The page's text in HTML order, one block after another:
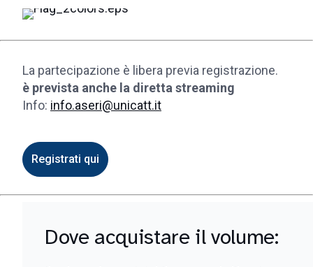
La partecipazione è libera previa registrazione.
è prevista anche la diretta streaming
Info: info.aseri@unicatt.it
Registrati qui
Dove acquistare il volume: